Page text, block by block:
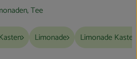
Bio-Kochkisten
Tee
Limonade Limonade Kasten